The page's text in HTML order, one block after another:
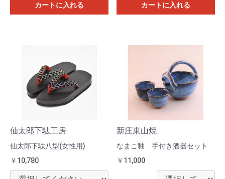
カートに入れる カートに入れる
仙太郎下駄工房
仙太郎下駄八型(女性用)
￥10,780
新庄東山焼
なまこ釉 手付き酒器セット
￥11,000